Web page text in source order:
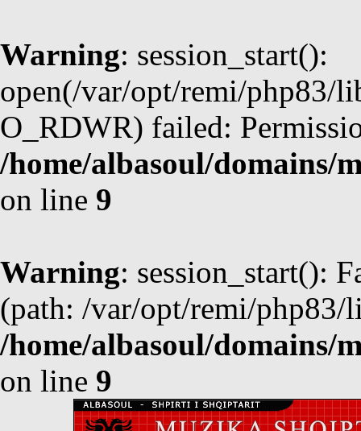
Warning: session_start():
open(/var/opt/remi/php83/
O_RDWR) failed:
/home/albasoul/domains/
on line 9
Warning: session_start():
(path: /var/opt/remi/php83/
/home/albasoul/domains/
on line 9